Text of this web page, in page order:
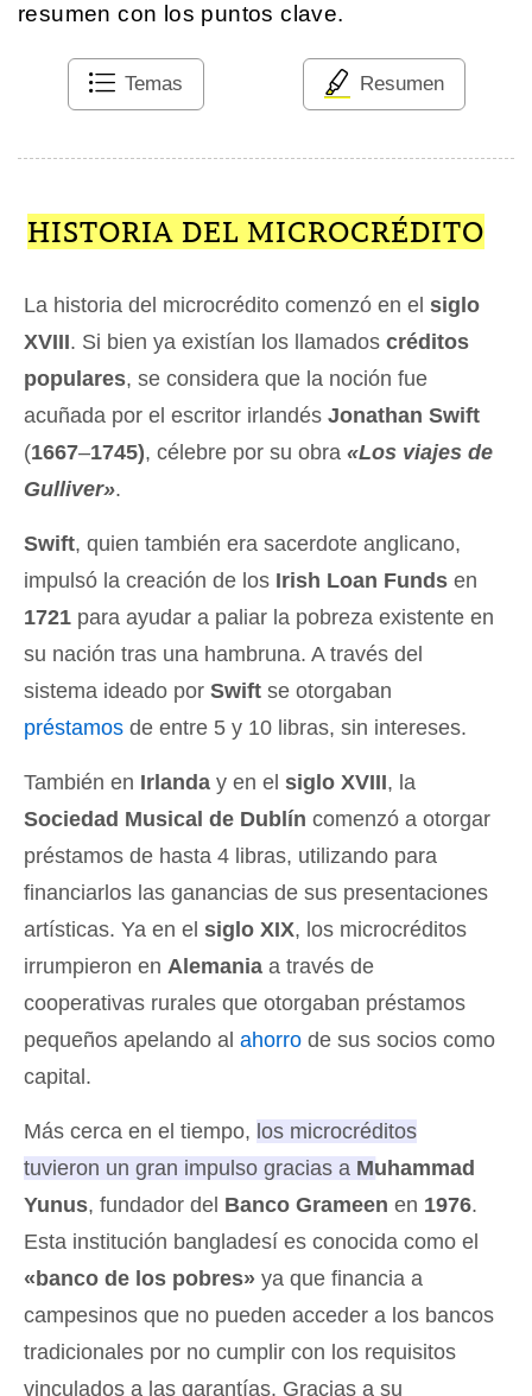
resumen con los puntos clave.
Temas Resumen
HISTORIA DEL MICROCRÉDITO
La historia del microcrédito comenzó en el siglo
XVIII. Si bien ya existían los llamados créditos
populares, se considera que la noción fue
acuñada por el escritor irlandés Jonathan Swift
(1667–1745), célebre por su obra «Los viajes de
Gulliver».
Swift, quien también era sacerdote anglicano,
impulsó la creación de los Irish Loan Funds en
1721 para ayudar a paliar la pobreza existente en
su nación tras una hambruna. A través del
sistema ideado por Swift se otorgaban
préstamos de entre 5 y 10 libras, sin intereses.
También en Irlanda y en el siglo XVIII, la
Sociedad Musical de Dublín comenzó a otorgar
préstamos de hasta 4 libras, utilizando para
financiarlos las ganancias de sus presentaciones
artísticas. Ya en el siglo XIX, los microcréditos
irrumpieron en Alemania a través de
cooperativas rurales que otorgaban préstamos
pequeños apelando al ahorro de sus socios como
capital.
Más cerca en el tiempo, los microcréditos
tuvieron un gran impulso gracias a Muhammad
Yunus, fundador del Banco Grameen en 1976.
Esta institución bangladesí es conocida como el
«banco de los pobres» ya que financia a
campesinos que no pueden acceder a los bancos
tradicionales por no cumplir con los requisitos
vinculados a las garantías. Gracias a su